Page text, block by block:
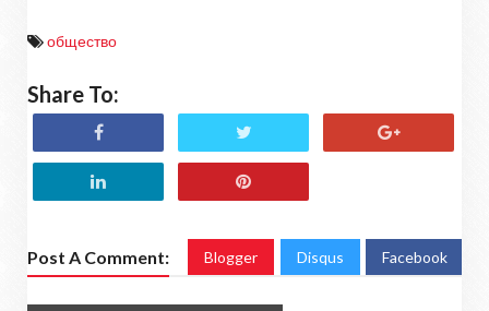
общество
Share To:
Post A Comment: Blogger Disqus Facebook